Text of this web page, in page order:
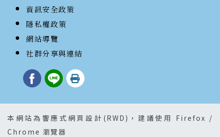
資訊安全政策
隱私權政策
網站導覽
社群分享與連結
本網站為響應式網頁設計(RWD)，建議使用 Firefox /
Chrome 瀏覽器